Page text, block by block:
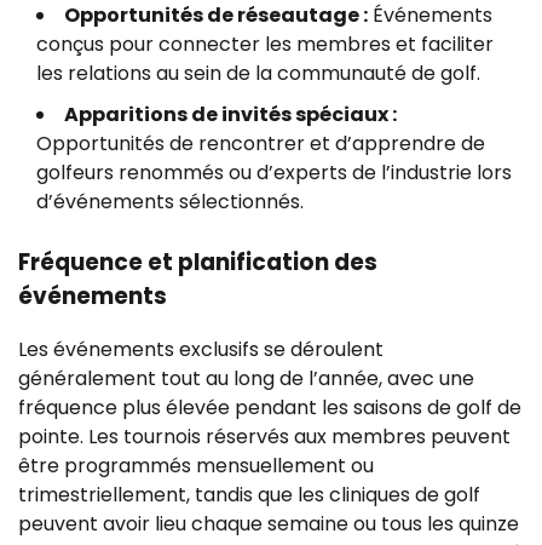
Opportunités de réseautage : Événements
conçus pour connecter les membres et faciliter
les relations au sein de la communauté de golf.
Apparitions de invités spéciaux :
Opportunités de rencontrer et d’apprendre de
golfeurs renommés ou d’experts de l’industrie lors
d’événements sélectionnés.
Fréquence et planification des
événements
Les événements exclusifs se déroulent
généralement tout au long de l’année, avec une
fréquence plus élevée pendant les saisons de golf de
pointe. Les tournois réservés aux membres peuvent
être programmés mensuellement ou
trimestriellement, tandis que les cliniques de golf
peuvent avoir lieu chaque semaine ou tous les quinze